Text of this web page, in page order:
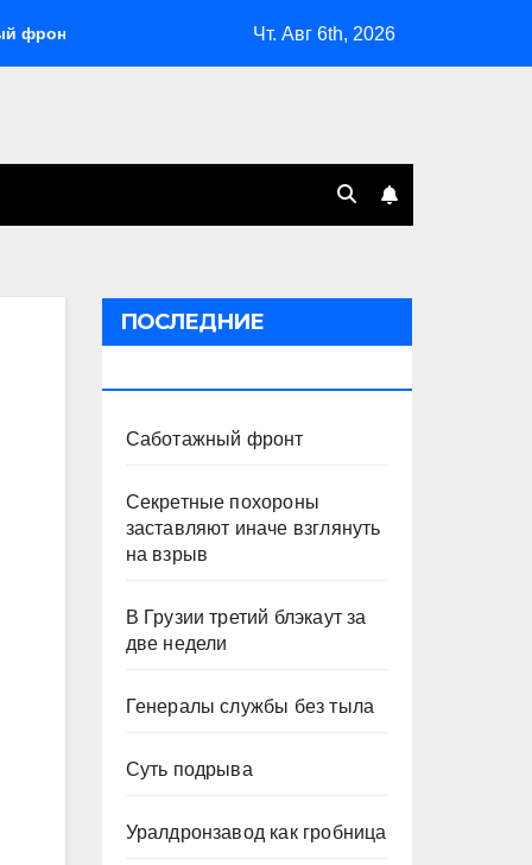
Секретные похороны заставляют иначе взглянуть на
Чт. Авг 6th, 2026
ПОСЛЕДНИЕ
Саботажный фронт
Секретные похороны
заставляют иначе взглянуть
на взрыв
В Грузии третий блэкаут за
две недели
Генералы службы без тыла
Суть подрыва
Уралдронзавод как гробница